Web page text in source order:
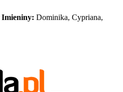
Imieniny: Dominika, Cypriana,